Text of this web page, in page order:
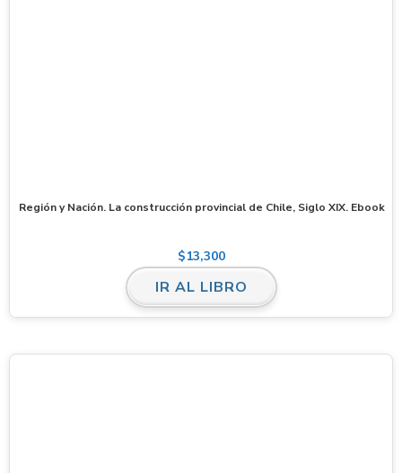
Región y Nación. La construcción provincial de Chile, Siglo XIX. Ebook
$13,300
IR AL LIBRO